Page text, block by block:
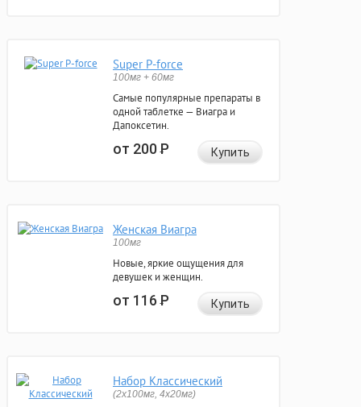
Super P-force
100мг + 60мг
Самые популярные препараты в
одной таблетке — Виагра и
Дапоксетин.
от 200Р Купить
Женская Виагра
100мг
Новые, яркие ощущения для
девушек и женщин.
от 116Р Купить
Набор Классический
(2x100мг, 4x20мг)